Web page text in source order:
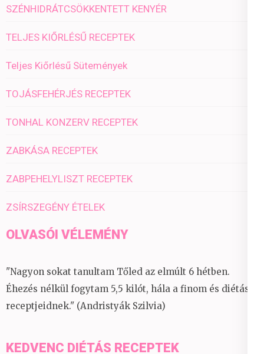
SZÉNHIDRÁTCSÖKKENTETT KENYÉR
TELJES KIŐRLÉSŰ RECEPTEK
Teljes Kiőrlésű Sütemények
TOJÁSFEHÉRJÉS RECEPTEK
TONHAL KONZERV RECEPTEK
ZABKÁSA RECEPTEK
ZABPEHELYLISZT RECEPTEK
ZSÍRSZEGÉNY ÉTELEK
OLVASÓI VÉLEMÉNY
"Nagyon sokat tanultam Tőled az elmúlt 6 hétben.
Éhezés nélkül fogytam 5,5 kilót, hála a finom és diétás
receptjeidnek." (Andristyák Szilvia)
KEDVENC DIÉTÁS RECEPTEK